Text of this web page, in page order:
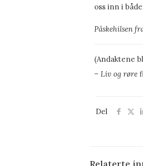
oss inn i
Påskehilsen
(Andaktene
– Liv og røre
Del